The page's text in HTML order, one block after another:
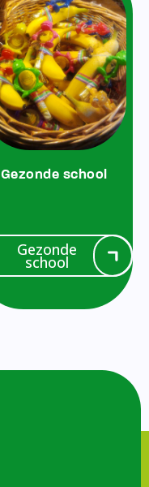
Gezonde school
Gezonde
school